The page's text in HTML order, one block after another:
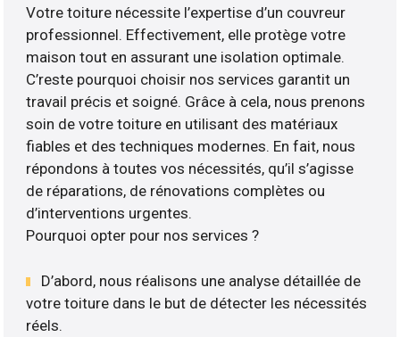
Votre toiture nécessite l’expertise d’un couvreur
professionnel. Effectivement, elle protège votre
maison tout en assurant une isolation optimale.
C’reste pourquoi choisir nos services garantit un
travail précis et soigné. Grâce à cela, nous prenons
soin de votre toiture en utilisant des matériaux
fiables et des techniques modernes. En fait, nous
répondons à toutes vos nécessités, qu’il s’agisse
de réparations, de rénovations complètes ou
d’interventions urgentes.
Pourquoi opter pour nos services ?
D’abord, nous réalisons une analyse détaillée de
votre toiture dans le but de détecter les nécessités
réels.